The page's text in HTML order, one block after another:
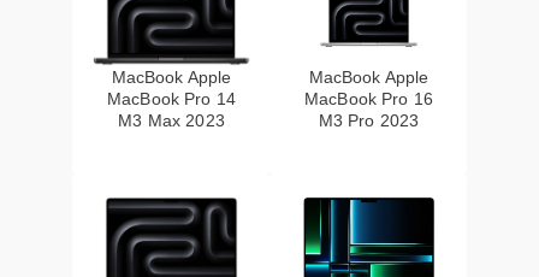
MacBook Apple
MacBook Pro 14
M3 Max 2023
MacBook Apple
MacBook Pro 16
M3 Pro 2023